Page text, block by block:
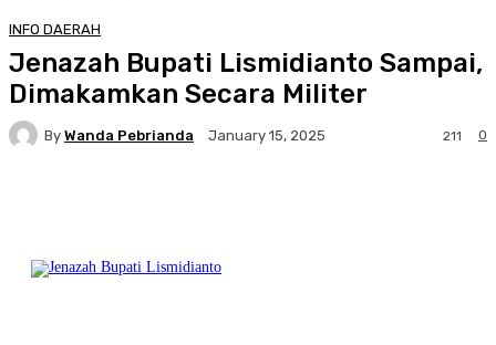
INFO DAERAH
Jenazah Bupati Lismidianto Sampai,
Dimakamkan Secara Militer
By Wanda Pebrianda January 15, 2025 0
211